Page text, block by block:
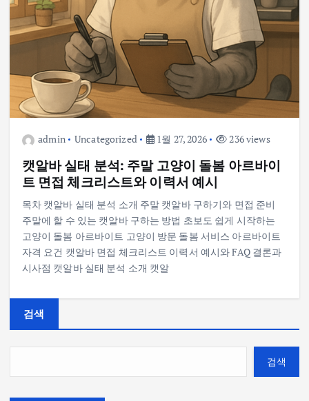
admin Uncategorized 1월 27, 2026 236 views
캣알바 실태 분석: 주말 고양이 돌봄 아르바이
트 면접 체크리스트와 이력서 예시
목차 캣알바 실태 분석 소개 주말 캣알바 구하기와 면접 준비
주말에 할 수 있는 캣알바 구하는 방법 초보도 쉽게 시작하는
고양이 돌봄 아르바이트 고양이 방문 돌봄 서비스 아르바이트
자격 요건 캣알바 면접 체크리스트 이력서 예시와 FAQ 결론과
시사점 캣알바 실태 분석 소개 캣알
검색
검색